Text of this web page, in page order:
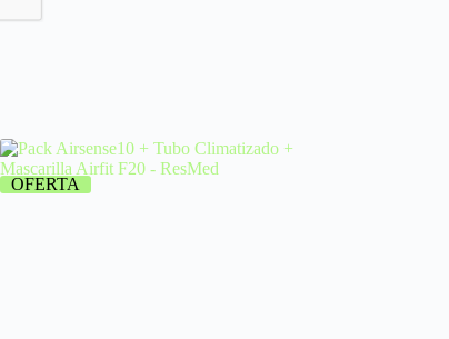
OFERTA